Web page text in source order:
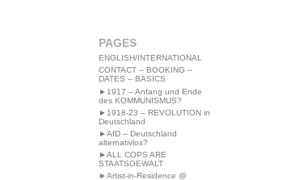
PAGES
ENGLISH/INTERNATIONAL
CONTACT – BOOKING –
DATES – BASICS
►1917 – Anfang und Ende
des KOMMUNISMUS?
►1918-23 – REVOLUTION in
Deutschland
►AfD – Deutschland
alternativlos?
►ALL COPS ARE
STAATSGEWALT
►Artist-in-Residence @